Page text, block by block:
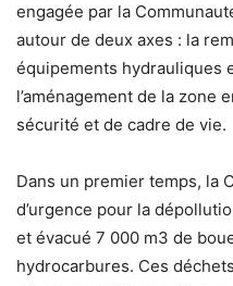
engagée par la
autour de deux axes : la
équipements hydrauliques
l’aménagement de la zone
sécurité et de cadre de vie.
Dans un premier temps, la
d’urgence pour la
et évacué 7 000 m3 de
hydrocarbures. Ces